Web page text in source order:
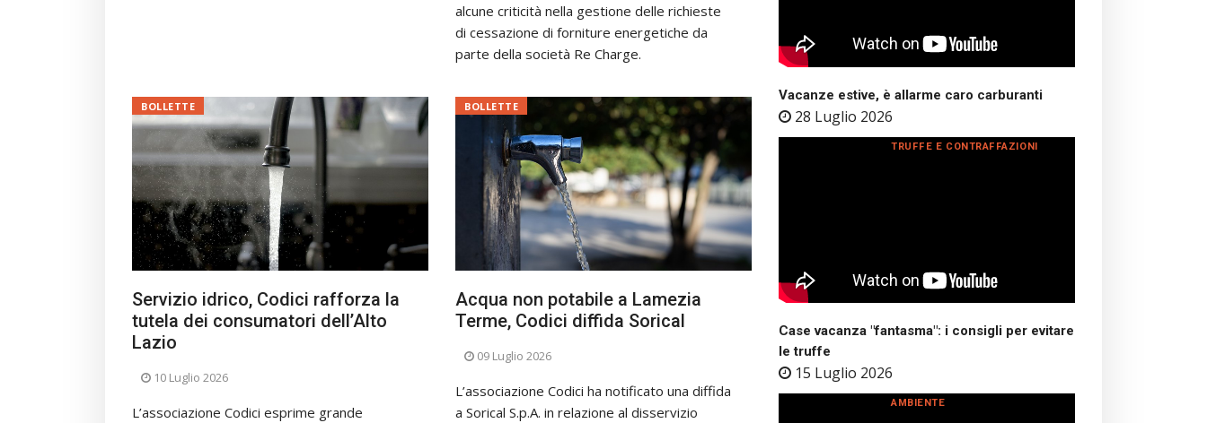
alcune criticità nella gestione delle richieste
di cessazione di forniture energetiche da
parte della società Re Charge.
Servizio idrico, Codici rafforza la
tutela dei consumatori dell’Alto
Lazio
BOLLETTE
10 Luglio 2026
L’associazione Codici esprime grande
Acqua non potabile a Lamezia
Terme, Codici diffida Sorical
BOLLETTE
09 Luglio 2026
L’associazione Codici ha notificato una diffida
a Sorical S.p.A. in relazione al disservizio
Vacanze estive, è allarme caro carburanti
28 Luglio 2026
Case vacanza "fantasma": i consigli per evitare
le truffe
15 Luglio 2026
TRUFFE E CONTRAFFAZIONI
AMBIENTE